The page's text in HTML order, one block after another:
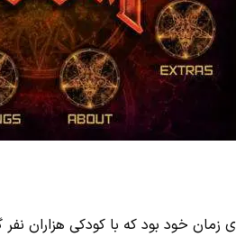
مهیج‌ترین بازی‌های زمان خود بود که با